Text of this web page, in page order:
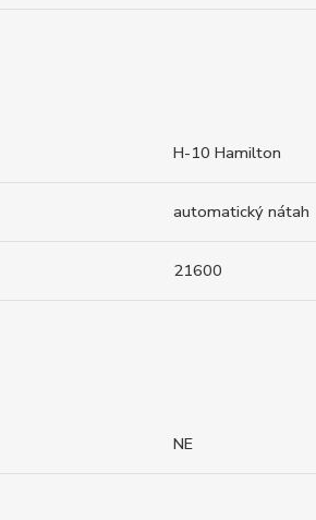
H-10 Hamilton
automatický nátah
21600
NE